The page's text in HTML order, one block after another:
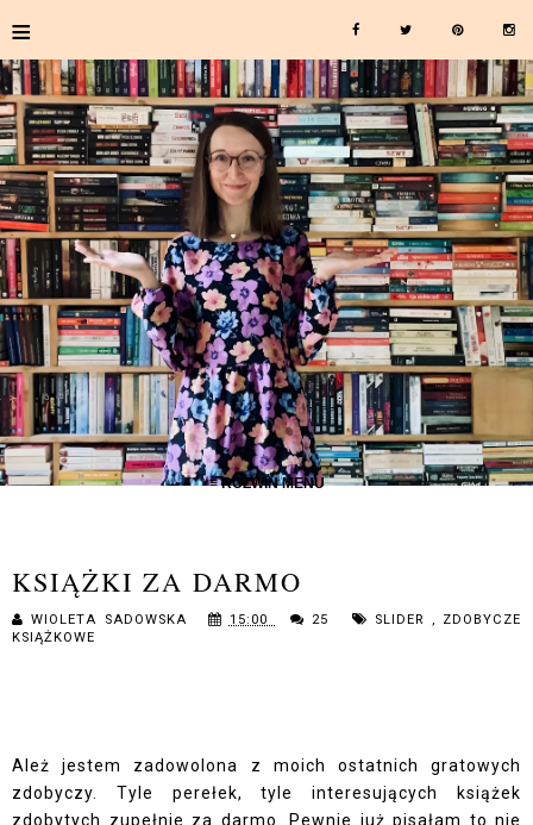
≡
≡ ROZWIŃ MENU
KSIĄŻKI ZA DARMO
WIOLETA SADOWSKA 15:00 25 SLIDER , ZDOBYCZE
KSIĄŻKOWE
Ależ jestem zadowolona z moich ostatnich gratowych
zdobyczy. Tyle perełek, tyle interesujących książek
zdobytych zupełnie za darmo. Pewnie już pisałam to nie